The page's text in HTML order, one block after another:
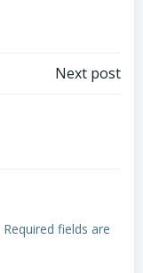
Next post
Required fields are